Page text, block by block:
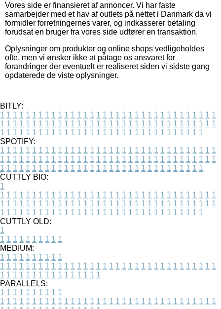
Vores side er finansieret af annoncer. Vi har faste
samarbejder med et hav af outlets på nettet i Danmark da vi
formidler forretningernes varer, og indkasserer betaling
forudsat en bruger fra vores side udfører en transaktion.
Oplysninger om produkter og online shops vedligeholdes
ofte, men vi ønsker ikke at påtage os ansvaret for
forandringer der eventuelt er realiseret siden vi sidste gang
opdaterede de viste oplysninger.
BITLY:
1 1 1 1 1 1 1 1 1 1 1 1 1 1 1 1 1 1 1 1 1 1 1 1 1 1 1 1 1 1 1 1 1 1
1 1 1 1 1 1 1 1 1 1 1 1 1 1 1 1 1 1 1 1 1 1 1 1 1 1 1 1 1 1 1 1 1 1
1 1 1 1 1 1 1 1 1 1 1 1 1 1 1 1 1 1 1 1 1 1 1 1 1 1 1 1 1 1 1 1
SPOTIFY:
1 1 1 1 1 1 1 1 1 1 1 1 1 1 1 1 1 1 1 1 1 1 1 1 1 1 1 1 1 1 1 1 1 1
1 1 1 1 1 1 1 1 1 1 1 1 1 1 1 1 1 1 1 1 1 1 1 1 1 1 1 1 1 1 1 1 1 1
1 1 1 1 1 1 1 1 1 1 1 1 1 1 1 1 1 1 1 1 1 1 1 1 1 1 1 1 1 1 1 1
CUTTLY BIO:
1
1 1 1 1 1 1 1 1 1 1 1 1 1 1 1 1 1 1 1 1 1 1 1 1 1 1 1 1 1 1 1 1 1 1
1 1 1 1 1 1 1 1 1 1 1 1 1 1 1 1 1 1 1 1 1 1 1 1 1 1 1 1 1 1 1 1 1 1
1 1 1 1 1 1 1 1 1 1 1 1 1 1 1 1 1 1 1 1 1 1 1 1 1 1 1 1 1 1 1 1
CUTTLY OLD:
1
1 1 1 1 1 1 1 1 1 1
MEDIUM:
1 1 1 1 1 1 1 1 1 1
1 1 1 1 1 1 1 1 1 1 1 1 1 1 1 1 1 1 1 1 1 1 1 1 1 1 1 1 1 1 1 1 1 1
1 1 1 1 1 1 1 1 1 1 1 1 1 1 1 1
PARALLELS:
1 1 1 1 1 1 1 1 1 1
1 1 1 1 1 1 1 1 1 1 1 1 1 1 1 1 1 1 1 1 1 1 1 1 1 1 1 1 1 1 1 1 1 1